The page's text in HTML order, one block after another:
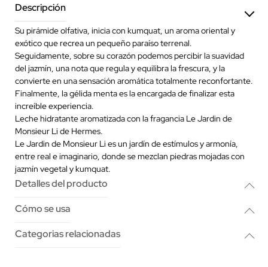
Descripción
Su pirámide olfativa, inicia con kumquat, un aroma oriental y
exótico que recrea un pequeño paraíso terrenal.
Seguidamente, sobre su corazón podemos percibir la suavidad
del jazmín, una nota que regula y equilibra la frescura, y la
convierte en una sensación aromática totalmente reconfortante.
Finalmente, la gélida menta es la encargada de finalizar esta
increíble experiencia.
Leche hidratante aromatizada con la fragancia Le Jardin de
Monsieur Li de Hermes.
Le Jardin de Monsieur Li es un jardín de estímulos y armonía,
entre real e imaginario, donde se mezclan piedras mojadas con
jazmín vegetal y kumquat.
Detalles del producto
Cómo se usa
Categorias relacionadas